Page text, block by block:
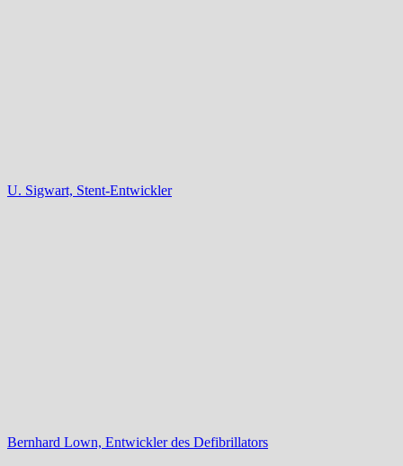
U. Sigwart, Stent-Entwickler
Bernhard Lown, Entwickler des Defibrillators